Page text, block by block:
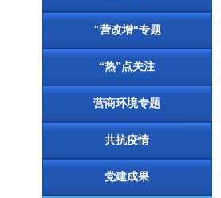
"营改增“专题
“热”点关注
营商环境专题
共抗疫情
党建成果